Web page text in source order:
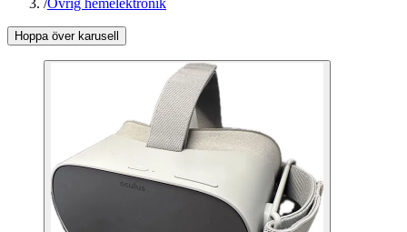
/Övrig hemelektronik
Hoppa över karusell